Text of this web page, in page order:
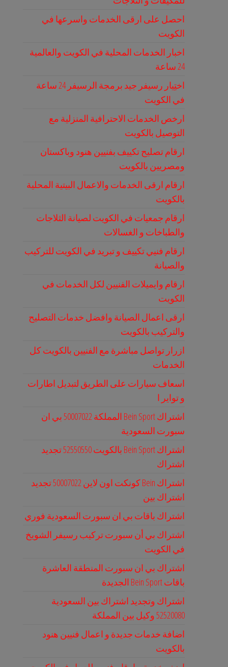
احصل على ارقى الخدمات واسرعها في
الكويت
اخبار الخدمات المحلية في الكويت والعالمية
24 ساعة
اختِيار رسيفر جيد برمجة الرسيفر 24 ساعة
في الكويت
ارخص الخدمات الاحترافية المنزلية مع
التوصيل بالكويت
ارقام تصليح تكييف بفنيين هنود وباكستان
ومصريين بالكويت
ارقام ارقى الخدمات والاعمال البيتية المحلية
بالكويت
ارقام جمعيات في الكويت لصيانة الثلاجات
والطباخات و الغسالات
ارقام فنيي تكييف و تبريد في الكويت للتركيب
والصيانة
ارقام وايميلات الفنيين لكل الخدمات في
الكويت
ارقى اعمال الصيانة وافضل خدمات التصليح
والتركيب بالكويت
ازرار تواصل مباشرة مع الفنيين بالكويت كل
الخدمات
اسعاف سيارات على الطريق لتبديل اطارات
و تواير ا
اشتراك Bein Sport المملكة 50007022 بي ان
سبورت السعودية
اشتراك Bein Sport بالكويت 52550550 تجديد
اشتراك
اشتراك Bein كونكت اون لاين 50007022 تجديد
اشتراك بين
اشتراك باقات بي ان سبورت السعودية فوري
اشتراك بي أن سبورت تركيب رسيفر الشويخ
في الكويت
اشتراك بي ان سبورت المنطقة العاشرة
باقات Bein Sport الجديدة
اشتراك وتجديد اشتراك بين السعودية
52520080 وكيل بين المملكة
اضافة خدمات جديدة و اعمال فنيين هنود
بالكويت